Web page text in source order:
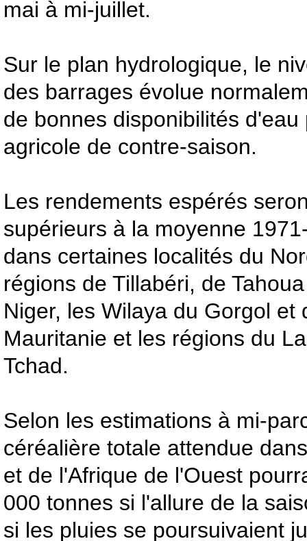
mai à mi-juillet.
Sur le plan hydrologique, le
des barrages évolue
de bonnes disponibilités
agricole de contre-saison.
Les rendements espérés
supérieurs à la moyenne
dans certaines localités du
régions de Tillabéri, de
Niger, les Wilaya du Gorgol et
Mauritanie et les régions du
Tchad.
Selon les estimations à mi-
céréalière totale attendue
et de l'Afrique de l'Ouest
000 tonnes si l'allure de la
si les pluies se poursuivaient